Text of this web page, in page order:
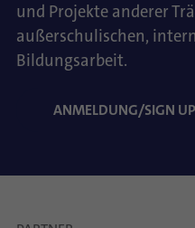
und Projekte anderer
außerschulischen,
Bildungsarbeit.
ANMELDUNG/SIGN UP